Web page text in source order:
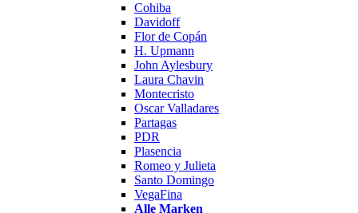
Cohiba
Davidoff
Flor de Copán
H. Upmann
John Aylesbury
Laura Chavin
Montecristo
Oscar Valladares
Partagas
PDR
Plasencia
Romeo y Julieta
Santo Domingo
VegaFina
Alle Marken